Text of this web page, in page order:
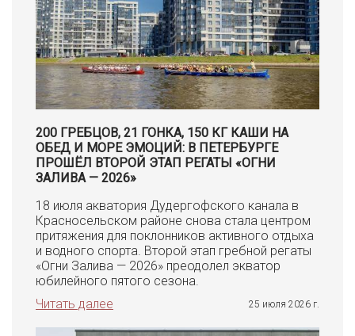
200 ГРЕБЦОВ, 21 ГОНКА, 150 КГ КАШИ НА
ОБЕД И МОРЕ ЭМОЦИЙ: В ПЕТЕРБУРГЕ
ПРОШЁЛ ВТОРОЙ ЭТАП РЕГАТЫ «ОГНИ
ЗАЛИВА — 2026»
18 июля акватория Дудергофского канала в
Красносельском районе снова стала центром
притяжения для поклонников активного отдыха
и водного спорта. Второй этап гребной регаты
«Огни Залива — 2026» преодолел экватор
юбилейного пятого сезона.
Читать далее
25 июля 2026 г.